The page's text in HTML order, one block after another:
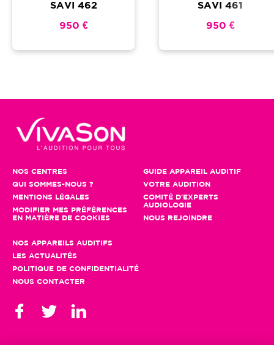
SAVI 462
950 €
SAVI 461
950 €
NOS CENTRES
QUI SOMMES-NOUS ?
MENTIONS LÉGALES
MODIFIER MES PRÉFÉRENCES
EN MATIÈRE DE COOKIES
GUIDE APPAREIL AUDITIF
VOTRE AUDITION
COMITÉ D'EXPERTS
AUDIOLOGIE
NOUS REJOINDRE
NOS APPAREILS AUDITIFS
LES ACTUALITÉS
POLITIQUE DE CONFIDENTIALITÉ
NOUS CONTACTER